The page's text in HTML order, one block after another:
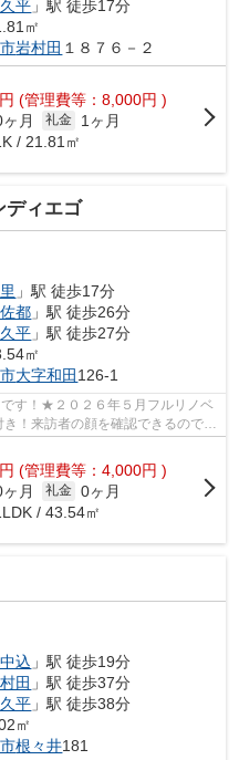
平 」駅 徒歩17分
㎡
岩村田 １８７６－２
円 (管理費等：8,000円 )
月 礼金
1ヶ月
/ 21.81㎡
ディエゴ
」駅 徒歩17分
都 」駅 徒歩26分
平 」駅 徒歩27分
㎡
大字和田 126-1
す！★２０２６年５月フルリノベ
！来訪者の顔を確認できるので、
円 (管理費等：4,000円 )
月 礼金 0ヶ月
/ 43.54㎡
込 」駅 徒歩19分
田 」駅 徒歩37分
平 」駅 徒歩38分
㎡
根々井181